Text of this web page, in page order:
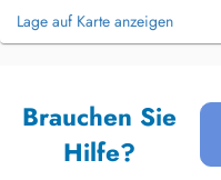
Lage auf Karte anzeigen
Brauchen Sie
Hilfe?